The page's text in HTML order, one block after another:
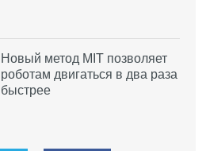
Новый метод MIT позволяет
роботам двигаться в два раза
быстрее